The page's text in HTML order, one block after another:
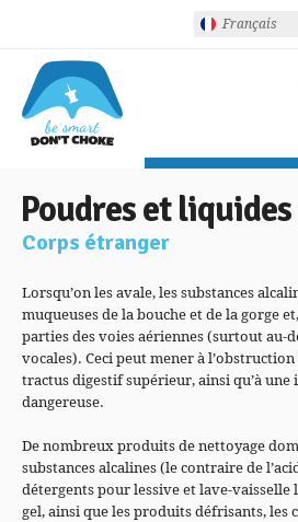
Français
Poudres et
Corps étranger
Lorsqu’on les avale, les substances
muqueuses de la bouche et de la gorge
parties des voies aériennes (surtout au-
vocales). Ceci peut mener à
tractus digestif supérieur, ainsi qu’à
dangereuse.
De nombreux produits de nettoyage
substances alcalines (le contraire de
détergents pour lessive et lave-vaisselle
gel, ainsi que les produits défrisants, les